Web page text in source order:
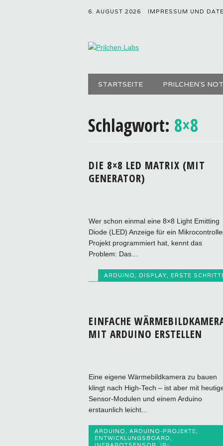
6. AUGUST 2026 IMPRESSUM UND
Hauptmenü
STARTSEITE PRILCHEN´S
Schlagwort: 8×8
DIE 8×8 LED MATRIX (MIT
GENERATOR)
Wer schon einmal eine 8×8 Light Emitting
Diode (LED) Anzeige für ein
Projekt programmiert hat, kennt das
Problem: Das...
ARDUINO DISPLAY ERSTE
EINFACHE
MIT ARDUINO ERSTELLEN
Eine eigene Wärmebildkamera zu bauen
klingt nach High‑Tech – ist aber mit
Sensor‑Modulen und einem Arduino
erstaunlich leicht...
ARDUINO, ARDUINO-PROJEKTE,
ENTWICKLUNGSBOARD,